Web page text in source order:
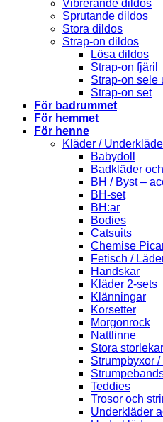
Vibrerande dildos
Sprutande dildos
Stora dildos
Strap-on dildos
Lösa dildos
Strap-on fjäril
Strap-on sele
Strap-on set
För badrummet
För hemmet
För henne
Kläder /
Babydoll
Badkläder
BH / Byst –
BH-set
BH:ar
Bodies
Catsuits
Chemise
Fetisch /
Handskar
Kläder 2-sets
Klänningar
Korsetter
Morgonrock
Nattlinne
Stora storlekar
Strumpbyxor /
Teddies
Trosor och
Underkläder